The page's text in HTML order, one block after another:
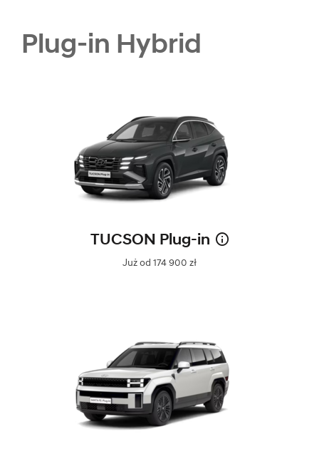
Plug-in Hybrid
TUCSON Plug-in
Już od 174 900 zł